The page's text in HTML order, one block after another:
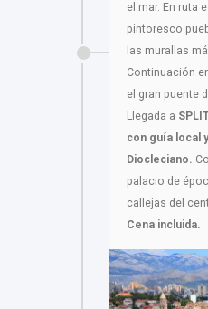
el mar. En ruta
pintoresco
las murallas
Continuación
el gran puente
Llegada a
con guía local
Diocleciano.
palacio de
callejas del
Cena incluida.